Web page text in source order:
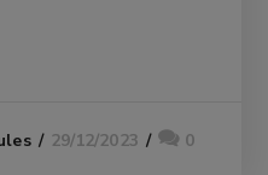
29/12/2023 0